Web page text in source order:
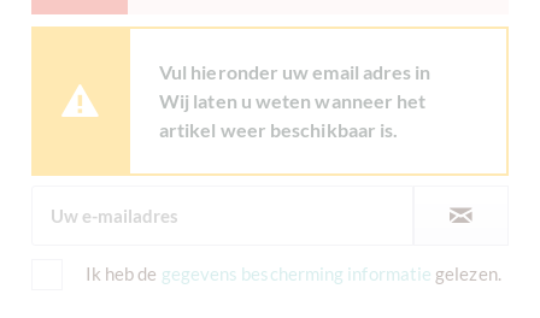
Vul hieronder uw email adres in
Wij laten u weten wanneer het
artikel weer beschikbaar is.
Ik heb de gegevens bescherming informatie gelezen.